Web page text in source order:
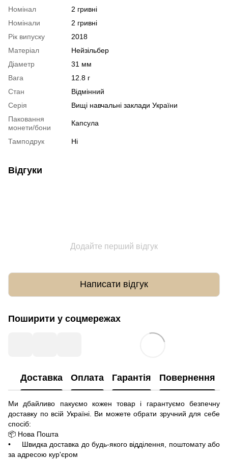
Номінал
2 гривні
Номінали
2 гривні
Рік випуску
2018
Матеріал
Нейзільбер
Діаметр
31 мм
Вага
12.8 г
Стан
Відмінний
Серія
Вищі навчальні заклади України
Паковання
монети/бони
Капсула
Тамподрук Ні
Відгуки
Додайте перший відгук
Написати відгук
Поширити у соцмережах
Доставка Оплата Гарантія Повернення
Ми дбайливо пакуємо кожен товар і гарантуємо безпечну
доставку по всій Україні. Ви можете обрати зручний для себе
спосіб:
📦 Нова Пошта
• Швидка доставка до будь-якого відділення, поштомату або
за адресою кур'єром